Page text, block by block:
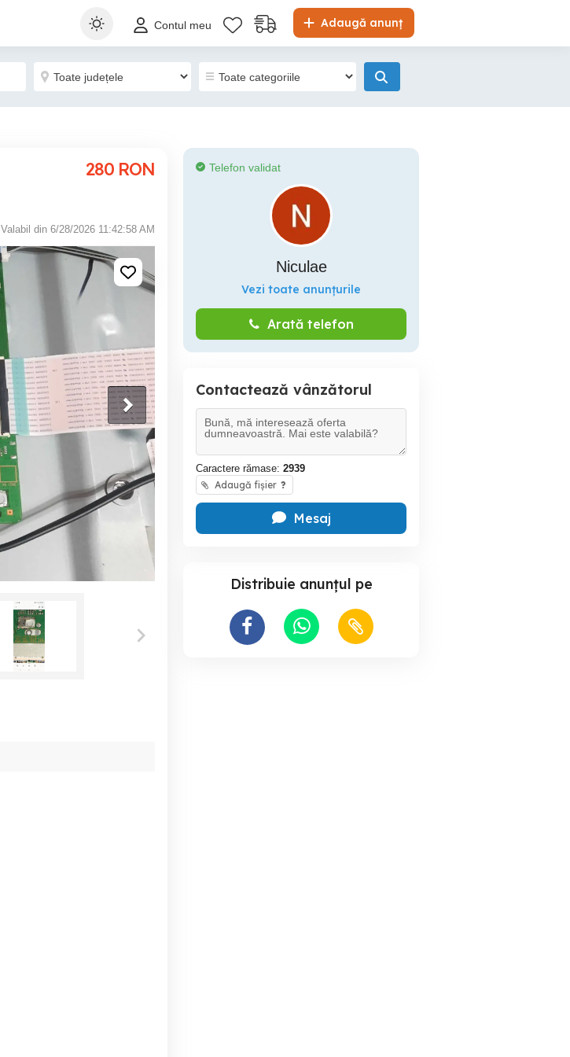
Adaugă anunț
Contul meu
280 RON
Valabil din 6/28/2026 11:42:58 AM
Telefon validat
Niculae
Vezi toate anunțurile
Arată telefon
Contactează vânzătorul
Caractere rămase: 2939
Adaugă fișier ?
Mesaj
Distribuie anunțul pe